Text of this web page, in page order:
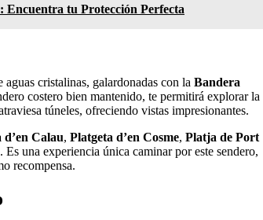
tu Protección Perfecta
cristalinas, galardonadas con la Bandera
costero bien mantenido, te permitirá explorar la
túneles, ofreciendo vistas impresionantes.
d’en Calau, Platgeta d’en Cosme, Platja de Port
una experiencia única caminar por este sendero,
recompensa.